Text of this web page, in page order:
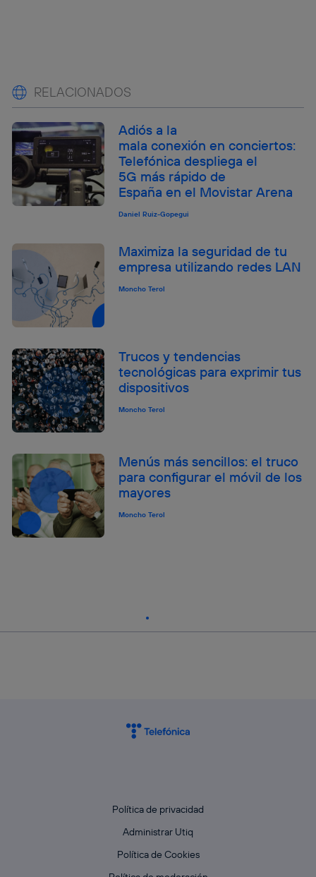
RELACIONADOS
Adiós a la
mala conexión en conciertos:
Telefónica despliega el
5G más rápido de
España en el Movistar Arena
Daniel Ruiz-Gopegui
Maximiza la seguridad de tu
empresa utilizando redes LAN
Moncho Terol
Trucos y tendencias
tecnológicas para exprimir tus
dispositivos
Moncho Terol
Menús más sencillos: el truco
para configurar el móvil de los
mayores
Moncho Terol
Política de privacidad
Administrar Utiq
Política de Cookies